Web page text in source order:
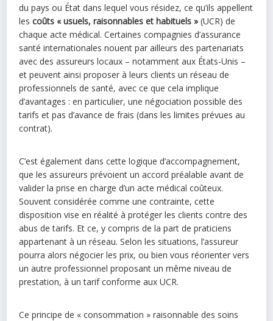
du pays ou État dans lequel vous résidez, ce qu’ils appellent
lescoûts « usuels, raisonnables et habituels » (UCR) de
chaque acte médical. Certaines compagnies d’assurance
santé internationales nouent par ailleurs des partenariats
avec des assureurs locaux – notamment aux États-Unis –
et peuvent ainsi proposer à leurs clients un réseau de
professionnels de santé, avec ce que cela implique
d’avantages : en particulier, une négociation possible des
tarifs et pas d’avance de frais (dans les limites prévues au
contrat).
C’est également dans cette logique d’accompagnement,
que les assureurs prévoient un accord préalable avant de
valider la prise en charge d’un acte médical coûteux.
Souvent considérée comme une contrainte, cette
disposition vise en réalité à protéger les clients contre des
abus de tarifs. Et ce, y compris de la part de praticiens
appartenant à un réseau. Selon les situations, l’assureur
pourra alors négocier les prix, ou bien vous réorienter vers
un autre professionnel proposant un même niveau de
prestation, à un tarif conforme aux UCR.
Ce principe de « consommation » raisonnable des soins